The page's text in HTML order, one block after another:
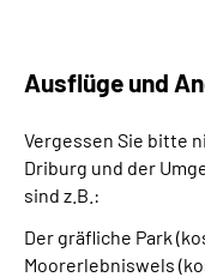
Ausflüge und
Vergessen Sie bitte
Driburg und der
sind z.B.:
Der gräfliche Park
Moorerlebniswels